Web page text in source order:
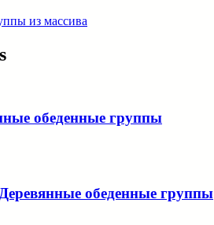
из массива
обеденные группы
обеденные группы